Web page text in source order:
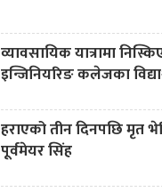
व्यावसायिक यात्रामा
इन्जिनियरिङ कलेजका
हराएको तीन दिनपछि मृत
पूर्वमेयर सिंह